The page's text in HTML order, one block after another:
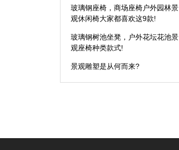
玻璃钢座椅，商场座椅户外园林景
观休闲椅大家都喜欢这9款!
玻璃钢树池坐凳，户外花坛花池景
观座椅种类款式!
景观雕塑是从何而来?